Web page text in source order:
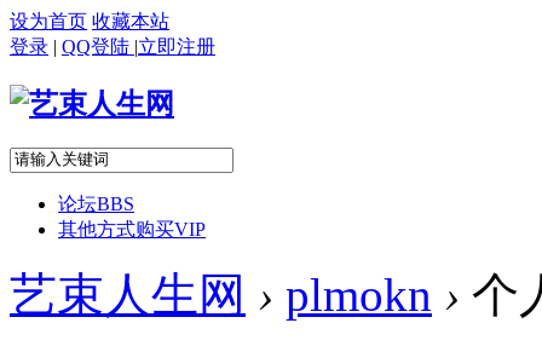
设为首页 收藏本站
登录 | QQ登陆 |立即注册
论坛BBS
其他方式购买VIP
艺束人生网 › plmokn › 个